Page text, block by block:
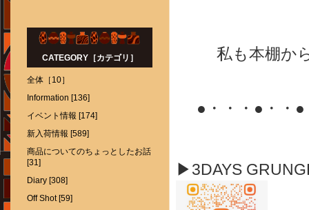
私も本棚か
●・・・●・・
▶3DAYS
CATEGORY［カテゴリ］
全体［10］
Information [136]
イベント情報 [174]
新入荷情報 [589]
商品についてのちょっとしたお話
[31]
Diary [308]
Off Shot [59]